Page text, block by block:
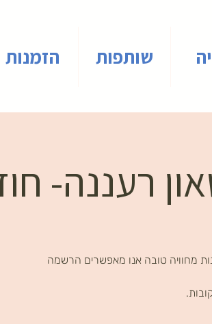
שותפות הזמנות
רעננה-
מחוויה טובה אנו מאפשרים הרשמה